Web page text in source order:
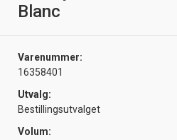
Blanc
Varenummer:
16358401
Utvalg:
Bestillingsutvalget
Volum: